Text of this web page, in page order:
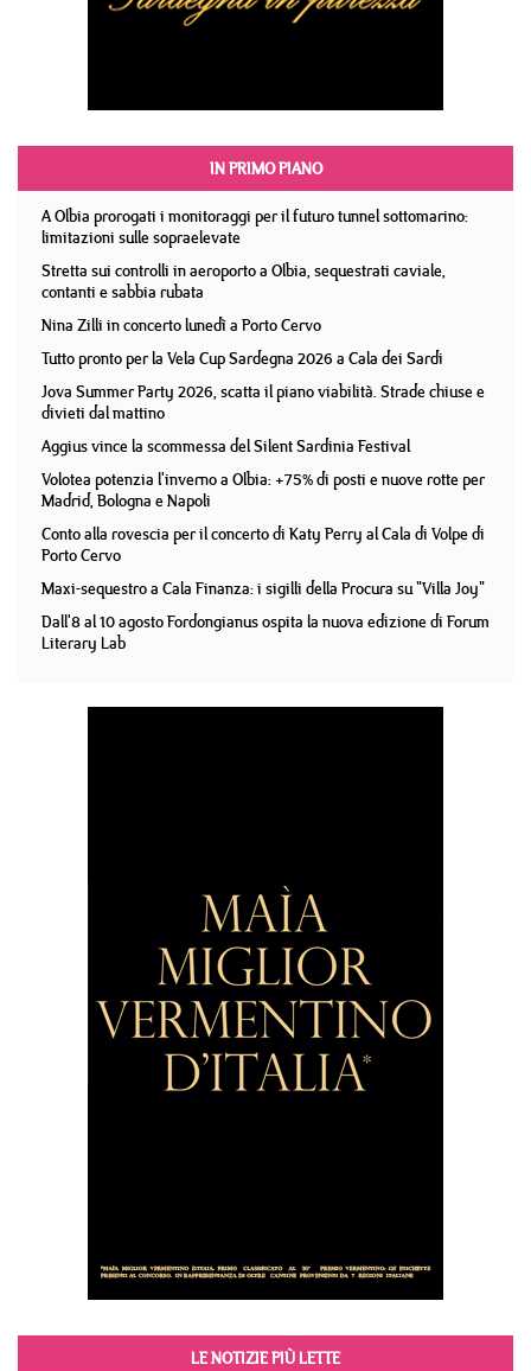
IN PRIMO PIANO
A Olbia prorogati i monitoraggi per il futuro tunnel sottomarino:
limitazioni sulle sopraelevate
Stretta sui controlli in aeroporto a Olbia, sequestrati caviale,
contanti e sabbia rubata
Nina Zilli in concerto lunedì a Porto Cervo
Tutto pronto per la Vela Cup Sardegna 2026 a Cala dei Sardi
Jova Summer Party 2026, scatta il piano viabilità. Strade chiuse e
divieti dal mattino
Aggius vince la scommessa del Silent Sardinia Festival
Volotea potenzia l'inverno a Olbia: +75% di posti e nuove rotte per
Madrid, Bologna e Napoli
Conto alla rovescia per il concerto di Katy Perry al Cala di Volpe di
Porto Cervo
Maxi-sequestro a Cala Finanza: i sigilli della Procura su "Villa Joy"
Dall'8 al 10 agosto Fordongianus ospita la nuova edizione di Forum
Literary Lab
LE NOTIZIE PIÙ LETTE